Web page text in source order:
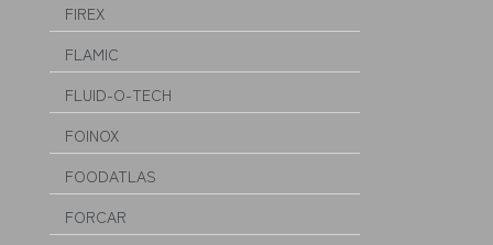
FIREX
FLAMIC
FLUID-O-TECH
FOINOX
FOODATLAS
FORCAR